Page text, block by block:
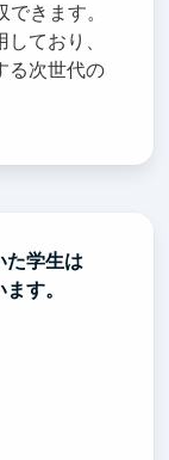
きます。
ており、
る次世代の
た学生は
す。